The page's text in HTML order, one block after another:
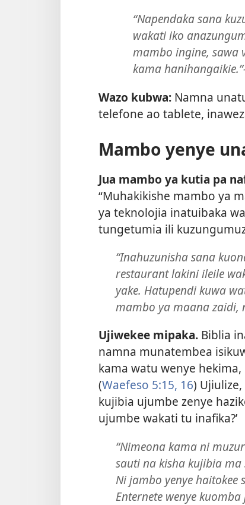
“Napendaka sana
wakati iko
mambo ingine, sawa
kama
Wazo kubwa: Namna
telefone ao tablete,
Mambo yenye
Jua mambo ya kutia pa
“Muhakikishe mambo ya
ya teknolojia inatuibaka
tungetumia ili
“Inahuzunisha sana
restaurant lakini ileile
yake. Hatupendi kuwa
mambo ya maana zaidi,
Ujiwekee mipaka. Biblia
namna munatembea
kama watu wenye
(Waefeso 5:15, 16)
kujibia ujumbe zenye
ujumbe wakati tu inafika?’
“Nimeona kama ni
sauti na kisha kujibia ma
Ni jambo yenye
Enternete wenye